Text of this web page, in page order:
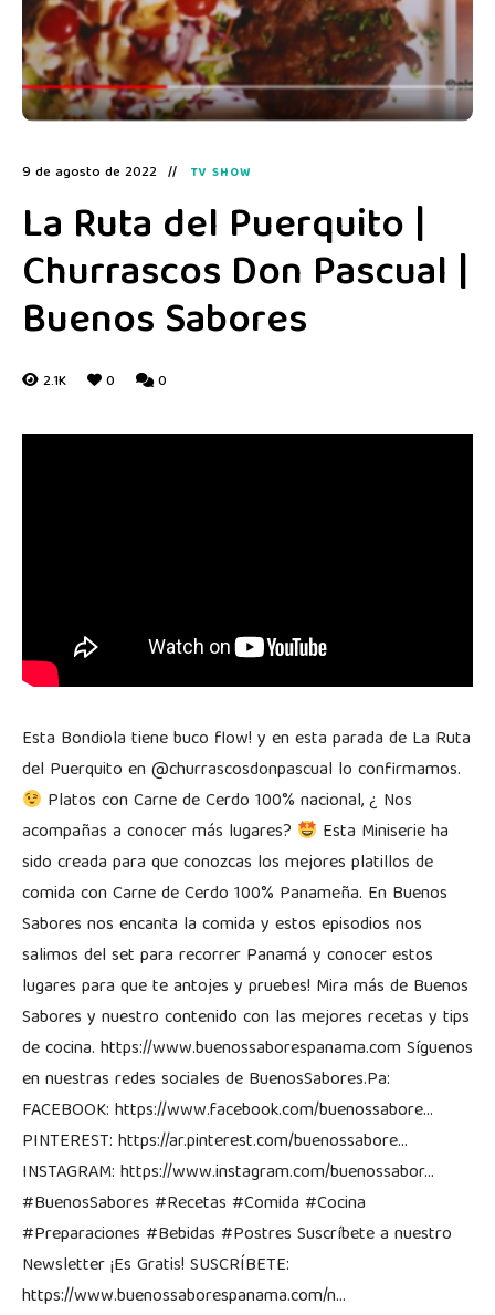
9 de agosto de 2022 TV SHOW
La Ruta del Puerquito |
Churrascos Don Pascual |
Buenos Sabores
2.1K 0 0
Esta Bondiola tiene buco flow! y en esta parada de La Ruta
del Puerquito en @churrascosdonpascual lo confirmamos.
Platos con Carne de Cerdo 100% nacional, ¿ Nos
acompañas a conocer más lugares?
Esta Miniserie ha
sido creada para que conozcas los mejores platillos de
comida con Carne de Cerdo 100% Panameña. En Buenos
Sabores nos encanta la comida y estos episodios nos
salimos del set para recorrer Panamá y conocer estos
lugares para que te antojes y pruebes! Mira más de Buenos
Sabores y nuestro contenido con las mejores recetas y tips
de cocina. https://www.buenossaborespanama.com Síguenos
en nuestras redes sociales de BuenosSabores.Pa:
FACEBOOK: https://www.facebook.com/buenossabore…
PINTEREST: https://ar.pinterest.com/buenossabore…
INSTAGRAM: https://www.instagram.com/buenossabor…
#BuenosSabores #Recetas #Comida #Cocina
#Preparaciones #Bebidas #Postres Suscríbete a nuestro
Newsletter ¡Es Gratis! SUSCRÍBETE:
https://www.buenossaborespanama.com/n…